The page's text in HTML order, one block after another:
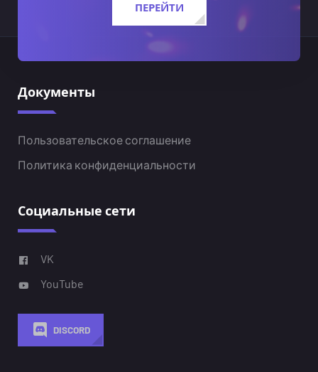
ПЕРЕЙТИ
Документы
Пользовательское соглашение
Политика конфиденциальности
Социальные сети
VK
YouTube
DISCORD